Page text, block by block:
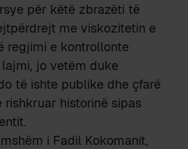
për këtë zbrazëti të
me viskozitetin e
regjimi e kontrollonte
jo vetëm duke
të ishte publike dhe çfarë
rishkruar historinë sipas
i Fadil Kokomanit,